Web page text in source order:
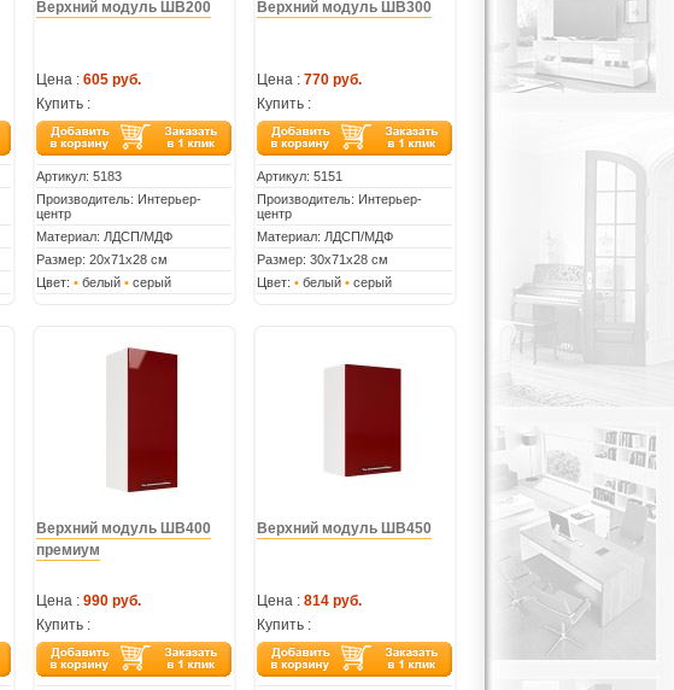
Верхний модуль ШВ200
Цена : 605 руб.
Купить :
Артикул: 5183
Производитель: Интерьер-
центр
Материал: ЛДСП/МДФ
Размер: 20х71х28 см
Цвет: •белый •серый
Верхний модуль ШВ300
Цена : 770 руб.
Купить :
Артикул: 5151
Производитель: Интерьер-
центр
Материал: ЛДСП/МДФ
Размер: 30х71х28 см
Цвет: •белый •серый
Верхний модуль ШВ400
премиум
Цена : 990 руб.
Купить :
Верхний модуль ШВ450
Цена : 814 руб.
Купить :